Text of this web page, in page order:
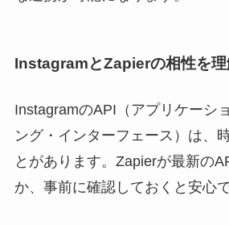
InstagramとZapierの相性を理
InstagramのAPI（アプリケーシ
ング・インターフェース）は、
とがあります。Zapierが最新の
か、事前に確認しておくと安心で